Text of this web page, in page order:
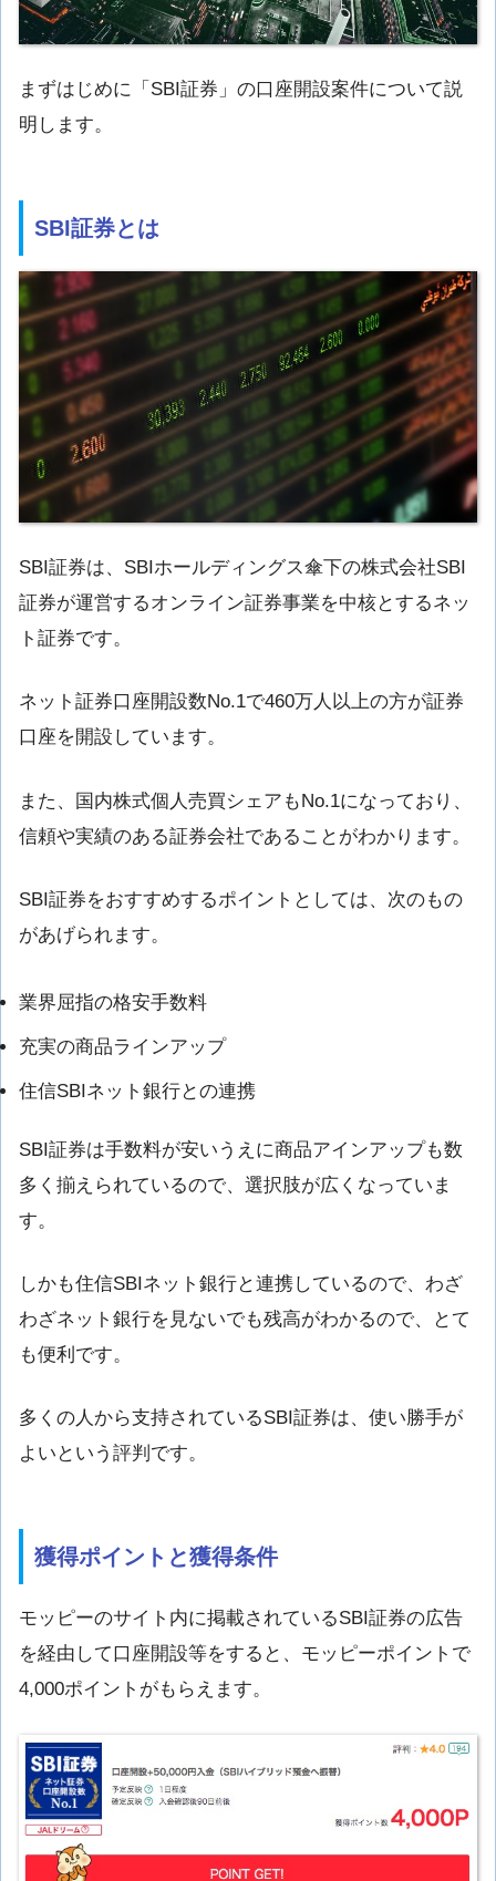
まずはじめに「SBI証券」の口座開設案件について説
明します。
SBI証券とは
SBI証券は、SBIホールディングス傘下の株式会社SBI
証券が運営するオンライン証券事業を中核とするネッ
ト証券です。
ネット証券口座開設数No.1で460万人以上の方が証券
口座を開設しています。
また、国内株式個人売買シェアもNo.1になっており、
信頼や実績のある証券会社であることがわかります。
SBI証券をおすすめするポイントとしては、次のもの
があげられます。
業界屈指の格安手数料
充実の商品ラインアップ
住信SBIネット銀行との連携
SBI証券は手数料が安いうえに商品アインアップも数
多く揃えられているので、選択肢が広くなっていま
す。
しかも住信SBIネット銀行と連携しているので、わざ
わざネット銀行を見ないでも残高がわかるので、とて
も便利です。
多くの人から支持されているSBI証券は、使い勝手が
よいという評判です。
獲得ポイントと獲得条件
モッピーのサイト内に掲載されているSBI証券の広告
を経由して口座開設等をすると、モッピーポイントで
4,000ポイントがもらえます。